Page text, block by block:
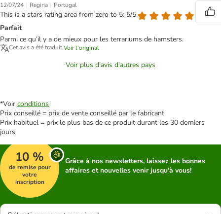
12/07/24 | Regina | Portugal
This is a stars rating area from zero to 5: 5/5
Parfait
Parmi ce qu’il y a de mieux pour les terrariums de hamsters.
Cet avis a été traduit.Voir l’original
Voir plus d’avis d’autres pays
*Voir conditions
Prix conseillé = prix de vente conseillé par le fabricant
Prix habituel = prix le plus bas de ce produit durant les 30 derniers
jours
10 %
de remise pour
votre
inscription
Grâce à nos newsletters, laissez les bonnes
affaires et nouvelles venir jusqu'à vous!